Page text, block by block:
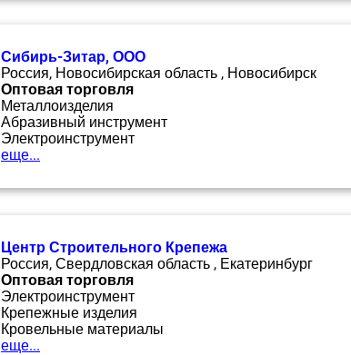
Сибирь-Зитар, ООО
Россия, Новосибирская область , Новосибирск
Оптовая торговля
Металлоизделия
Абразивный инструмент
Электроинструмент
еще...
Центр Строительного Крепежа
Россия, Свердловская область , Екатеринбург
Оптовая торговля
Электроинструмент
Крепежные изделия
Кровельные материалы
еще...